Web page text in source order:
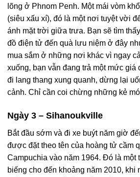
lõng ở Phnom Penh. Một mái vòm
(siêu xấu xí), đó là một nơi tuyệt vời
ánh mặt trời giữa trưa. Bạn sẽ tìm
đồ điện tử đến quà lưu niệm ở đây
mua sắm ở những nơi khác vì ngay
xuống, bạn vẫn đang trả một mức giá
đi lang thang xung quanh, dừng lại
cảnh. Chỉ cần coi chừng những kẻ
Ngày 3 – Sihanoukville
Bắt đầu sớm và đi xe buýt năm giờ
được đặt theo tên của hoàng tử cầm
Campuchia vào năm 1964. Đó là một
biếng cho đến khoảng năm 2010, khi